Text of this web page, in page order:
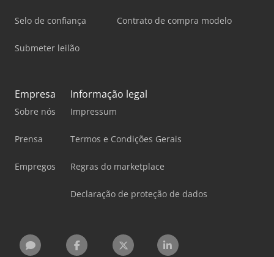
Selo de confiança
Submeter leilão
Contrato de compra modelo
Empresa
Sobre nós
Prensa
Empregos
Informação legal
Impressum
Termos e Condições Gerais
Regras do marketplace
Declaração de proteção de dados